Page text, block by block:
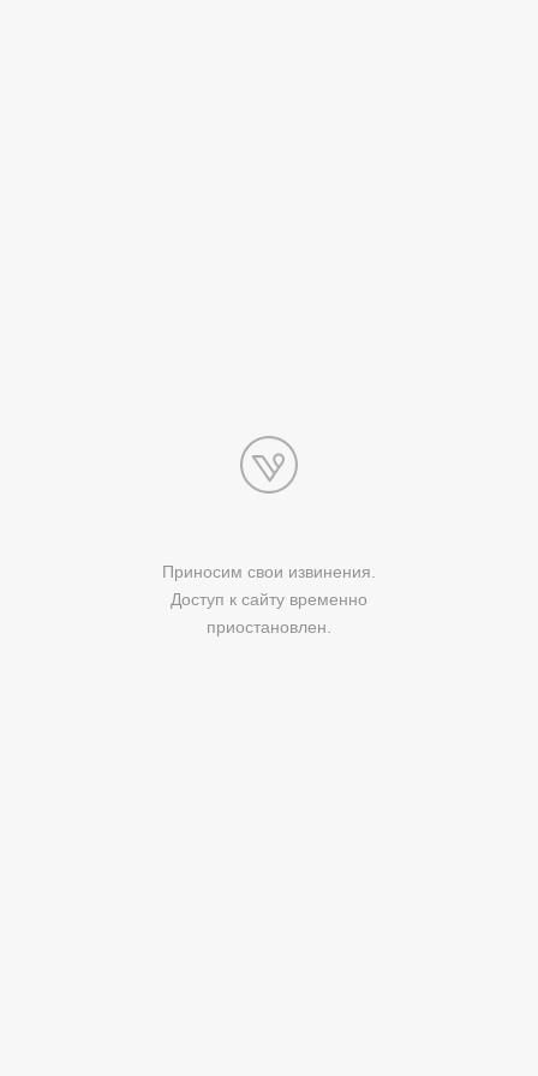
Приносим свои извинения.
Доступ к сайту временно
приостановлен.